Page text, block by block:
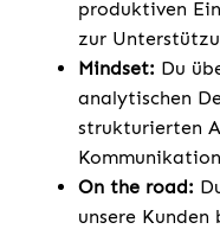
produktiven
zur
Mindset: Du
analytischen
strukturierten
On the road:
unsere